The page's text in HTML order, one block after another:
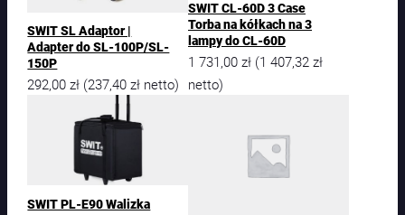
SWIT SL Adaptor |
Adapter do SL-100P/SL-
150P
292,00zł (237,40zł netto)
SWIT CL-60D 3 Case
Torba na kółkach na 3
lampy do CL-60D
1 731,00 zł (1 407,32 zł
netto)
SWIT PL-E90 Walizka